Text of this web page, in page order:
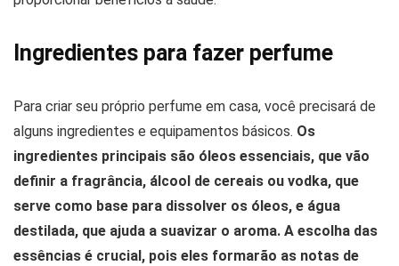
Ingredientes para fazer perfume
Para criar seu próprio perfume em casa, você precisará de
alguns ingredientes e equipamentos básicos. Os
ingredientes principais são óleos essenciais, que vão
definir a fragrância, álcool de cereais ou vodka, que
serve como base para dissolver os óleos, e água
destilada, que ajuda a suavizar o aroma. A escolha das
essências é crucial, pois eles formarão as notas de